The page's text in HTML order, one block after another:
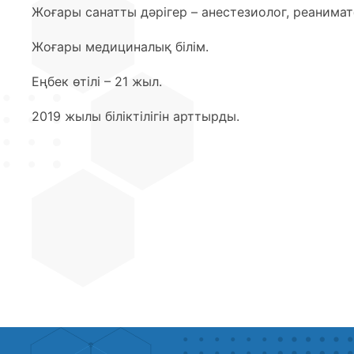
Жоғары санатты дәрігер – анестезиолог,
Жоғары медициналық білім.
Еңбек өтілі – 21 жыл.
2019 жылы біліктілігін арттырды.